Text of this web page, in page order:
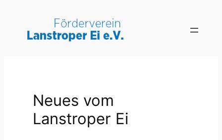
springen
Neues vom
Lanstroper Ei